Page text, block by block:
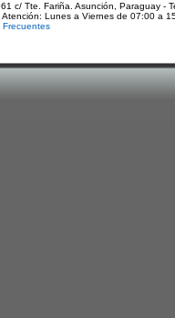
c/ Tte. Fariña. Asunción, Paraguay -
Atención: Lunes a Viernes de 07:00 a
Frecuentes